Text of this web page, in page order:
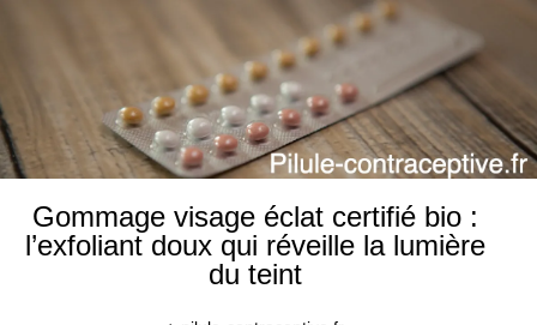
Gommage visage éclat certifié bio :
l’exfoliant doux qui réveille la lumière
du teint